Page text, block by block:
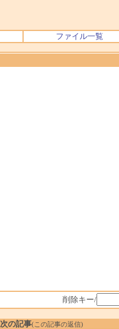
ファイル一覧
削除キー/
次の記事(この記事の返信)